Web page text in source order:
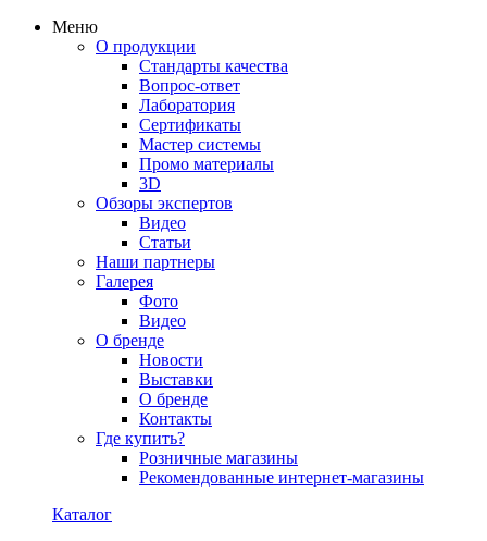
Меню
О продукции
Стандарты качества
Вопрос-ответ
Лаборатория
Сертификаты
Мастер системы
Промо материалы
3D
Обзоры экспертов
Видео
Статьи
Наши партнеры
Галерея
Фото
Видео
О бренде
Новости
Выставки
О бренде
Контакты
Где купить?
Розничные магазины
Рекомендованные интернет-магазины
Каталог